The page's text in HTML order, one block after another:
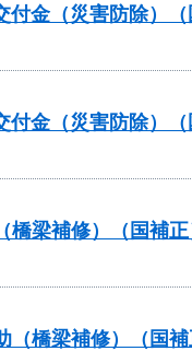
金（災害防除）（
金（災害防除）（
梁補修）（国補
橋梁補修）（国